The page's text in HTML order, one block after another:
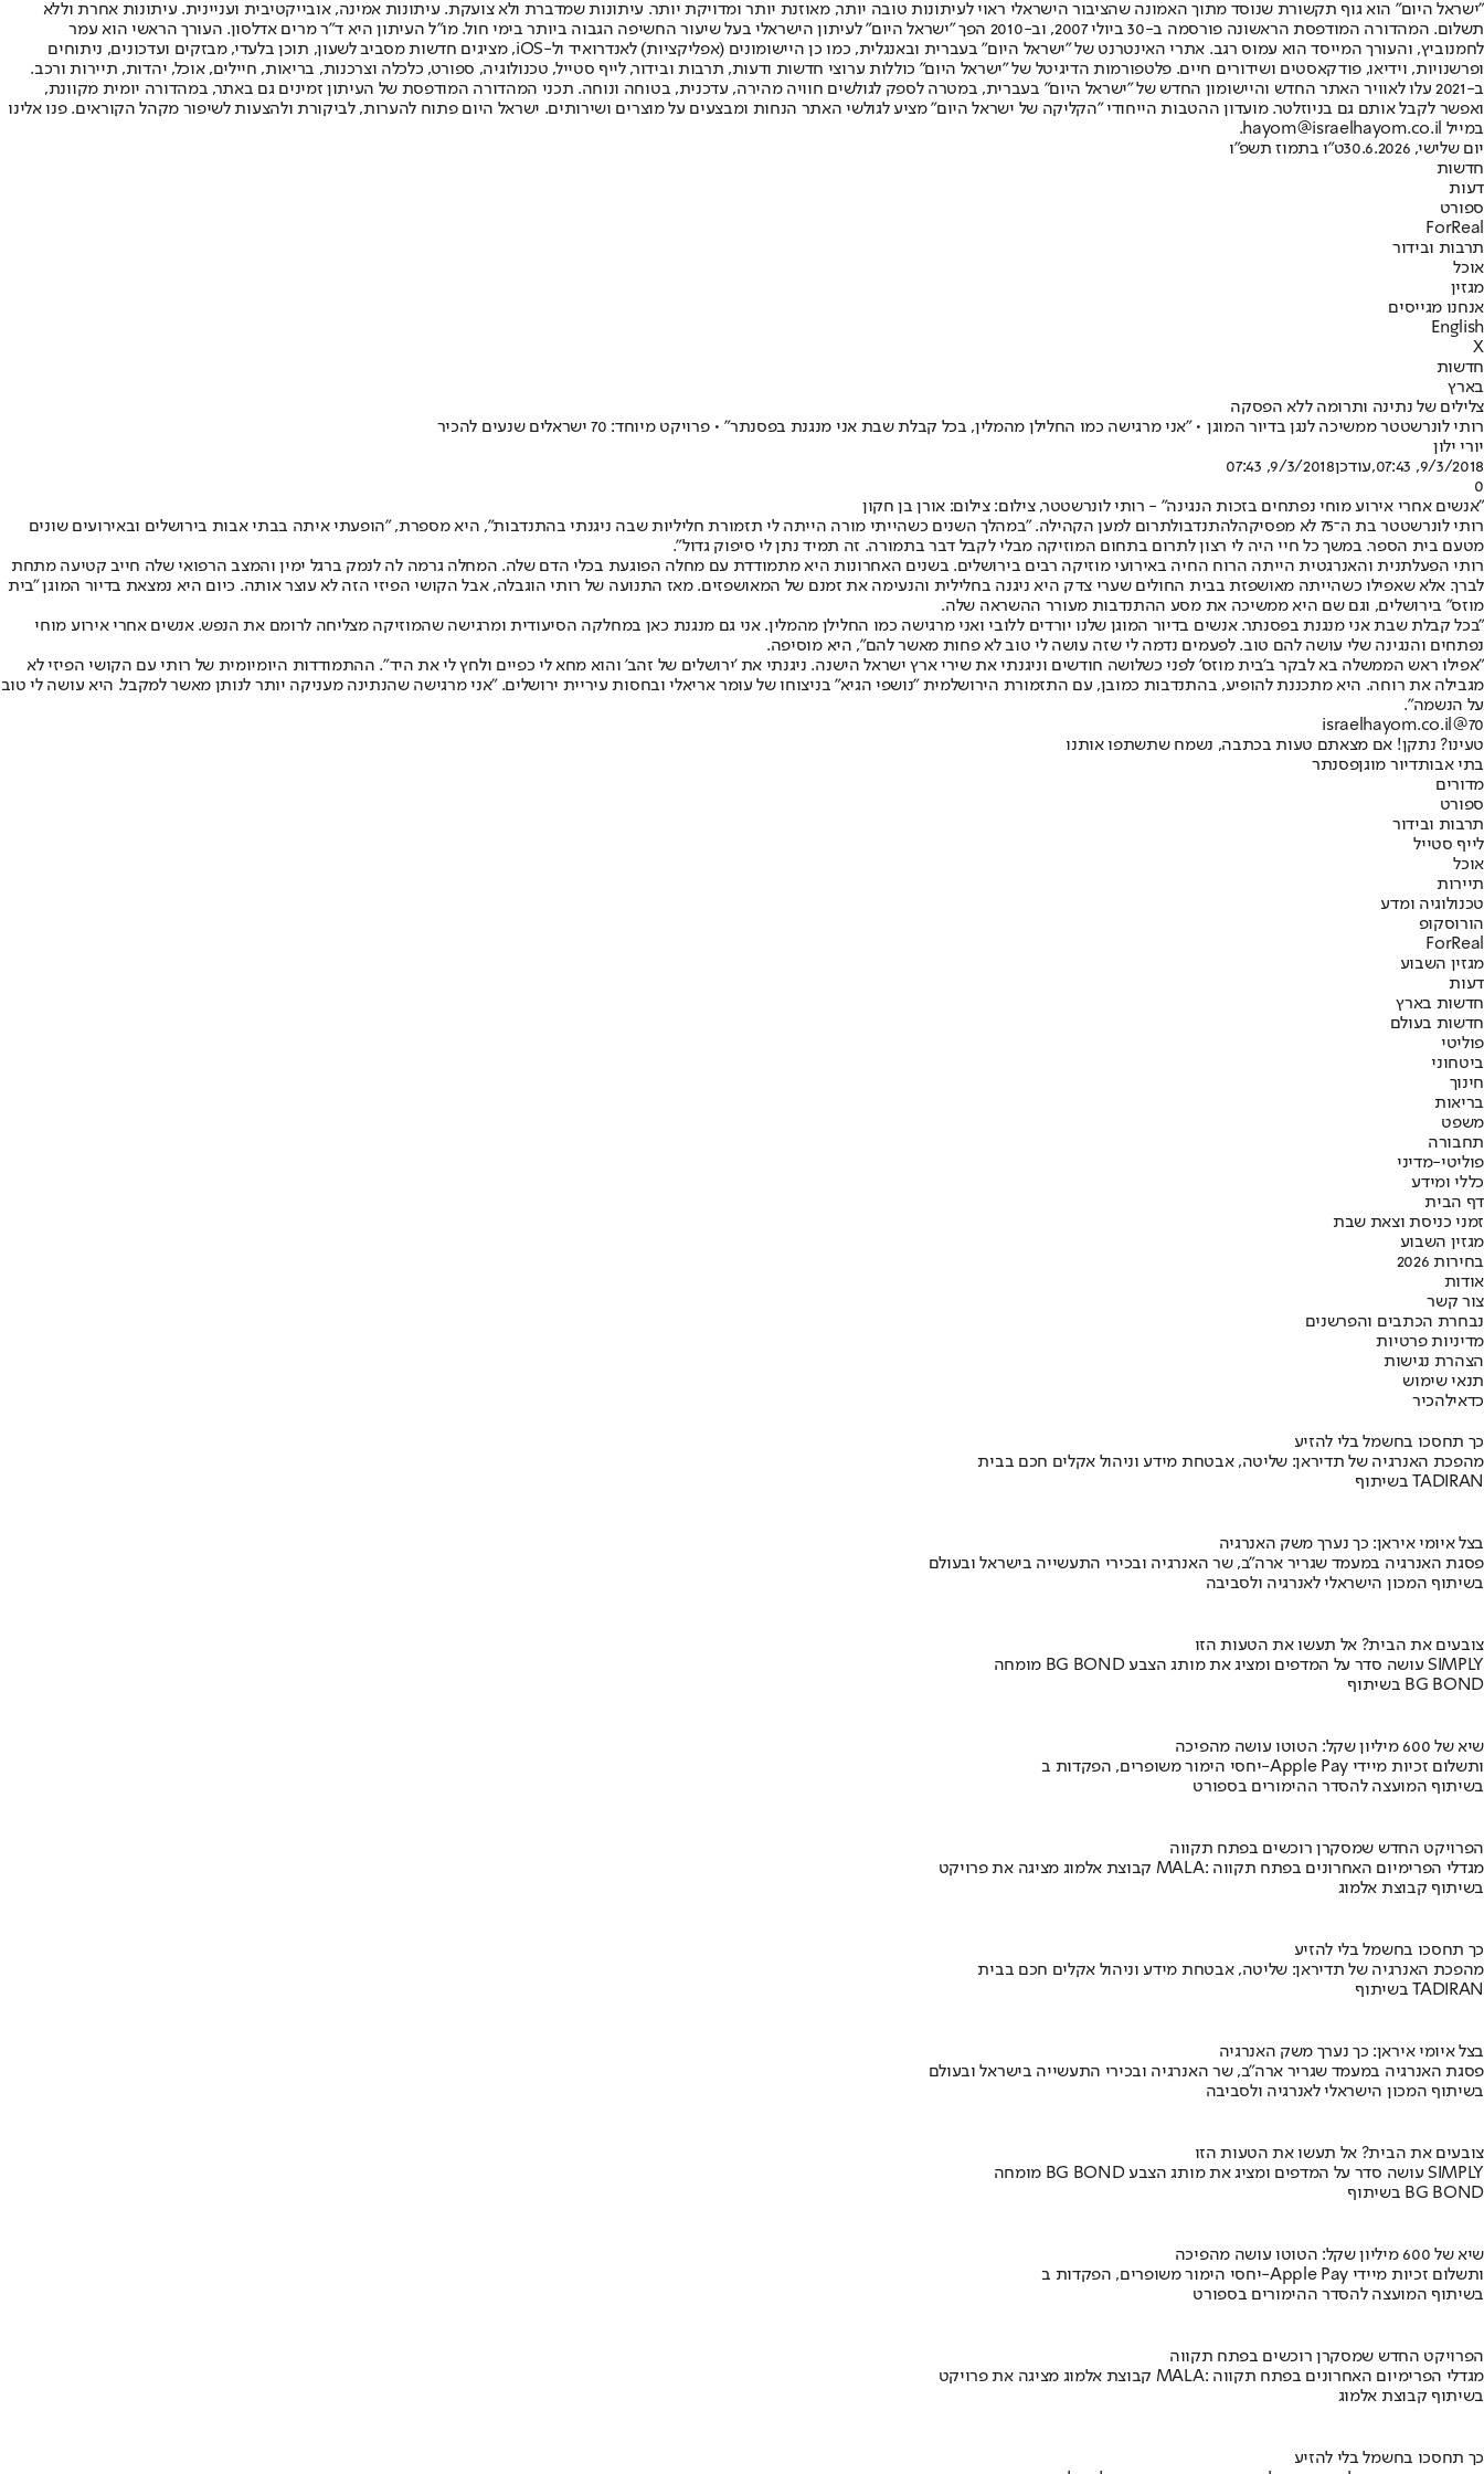
"ישראל היום" הוא גוף תקשורת שנוסד מתוך האמונה שהציבור הישראלי ראוי לעיתונות טובה יותר, מאוזנת יותר ומדויקת יותר. עיתונות שמדברת ולא צועקת. עיתונות אמינה, אובייקטיבית ועניינית. עיתונות אחרת וללא
תשלום. המהדורה המודפסת הראשונה פורסמה ב-30 ביולי 2007, וב-2010 הפך "ישראל היום" לעיתון הישראלי בעל שיעור החשיפה הגבוה ביותר בימי חול. מו"ל העיתון היא ד"ר מרים אדלסון. העורך הראשי הוא עמר
לחמנוביץ, והעורך המייסד הוא עמוס רגב. אתרי האינטרנט של "ישראל היום" בעברית ובאנגלית, כמו כן היישומונים (אפליקציות) לאנדרואיד ול-iOS, מציגים חדשות מסביב לשעון, תוכן בלעדי, מבזקים ועדכונים, ניתוחים
ופרשנויות, וידיאו, פודקאסטים ושידורים חיים. פלטפורמות הדיגיטל של "ישראל היום" כוללות ערוצי חדשות ודעות, תרבות ובידור, לייף סטייל, טכנולוגיה, ספורט, כלכלה וצרכנות, בריאות, חיילים, אוכל, יהדות, תיירות ורכב.
ב-2021 עלו לאוויר האתר החדש והיישומון החדש של "ישראל היום" בעברית, במטרה לספק לגולשים חוויה מהירה, עדכנית, בטוחה ונוחה. תכני המהדורה המודפסת של העיתון זמינים גם באתר, במהדורה יומית מקוונת,
ואפשר לקבל אותם גם בניוזלטר. מועדון ההטבות הייחודי "הקליקה של ישראל היום" מציע לגולשי האתר הנחות ומבצעים על מוצרים ושירותים. ישראל היום פתוח להערות, לביקורת ולהצעות לשיפור מקהל הקוראים. פנו אלינו
במייל hayom@israelhayom.co.il.
יום שלישי, 30.6.2026
ט"ו בתמוז תשפ"ו
חדשות
דעות
ספורט
ForReal
תרבות ובידור
אוכל
מגזין
אנחנו מגייסים
English
X
חדשות
בארץ
צלילים של נתינה ותרומה ללא הפסקה
רותי לונרשטטר ממשיכה לנגן בדיור המוגן • "אני מרגישה כמו החלילן מהמלין, בכל קבלת שבת אני מנגנת בפסנתר" • פרויקט מיוחד: 70 ישראלים שנעים להכיר
יורי ילון
9/3/2018, 07:43
,עודכן9/3/2018, 07:43
0
"אנשים אחרי אירוע מוחי נפתחים בזכות הנגינה" - רותי לונרשטטר, צילום: צילום: אורן בן חקון
רותי לונרשטטר בת ה־75 לא מפסיקה
להתנדבולתרום למען הקהילה. "במהלך השנים כשהייתי מורה הייתה לי תזמורת חליליות שבה ניגנתי בהתנדבות", היא מספרת, "הופעתי איתה בבתי אבות בירושלים ובאירועים שונים
מטעם בית הספר. במשך כל חיי היה לי רצון לתרום בתחום המוזיקה מבלי לקבל דבר בתמורה. זה תמיד נתן לי סיפוק גדול".
רותי הפעלתנית והאנרגטית הייתה הרוח החיה באירועי מוזיקה רבים בירושלים. בשנים האחרונות היא מתמודדת עם מחלה הפוגעת בכלי הדם שלה. המחלה גרמה לה לנמק ברגל ימין והמצב הרפואי שלה חייב קטיעה מתחת
לברך. אלא שאפילו כשהייתה מאושפזת בבית החולים שערי צדק היא ניגנה בחלילית והנעימה את זמנם של המאושפזים. מאז התנועה של רותי הוגבלה, אבל הקושי הפיזי הזה לא עוצר אותה. כיום היא נמצאת בדיור המוגן "בית
מוזס" בירושלים, וגם שם היא ממשיכה את מסע ההתנדבות מעורר ההשראה שלה.
"בכל קבלת שבת אני מנגנת בפסנתר. אנשים בדיור המוגן שלנו יורדים ללובי ואני מרגישה כמו החלילן מהמלין. אני גם מנגנת כאן במחלקה הסיעודית ומרגישה שהמוזיקה מצליחה לרומם את הנפש. אנשים אחרי אירוע מוחי
נפתחים והנגינה שלי עושה להם טוב. לפעמים נדמה לי שזה עושה לי טוב לא פחות מאשר להם", היא מוסיפה.
"אפילו ראש הממשלה בא לבקר ב'בית מוזס' לפני כשלושה חודשים וניגנתי את שירי ארץ ישראל הישנה. ניגנתי את 'ירושלים של זהב' והוא מחא לי כפיים ולחץ לי את היד". ההתמודדות היומיומית של רותי עם הקושי הפיזי לא
מגבילה את רוחה. היא מתכננת להופיע, בהתנדבות כמובן, עם התזמורת הירושלמית "נושפי הגיא" בניצוחו של עומר אריאלי ובחסות עיריית ירושלים. "אני מרגישה שהנתינה מעניקה יותר לנותן מאשר למקבל. היא עושה לי טוב
על הנשמה".
70@israelhayom.co.il
טעינו? נתקן! אם מצאתם טעות בכתבה, נשמח שתשתפו אותנו
בתי אבותדיור מוגןפסנתר
מדורים
ספורט
תרבות ובידור
לייף סטייל
אוכל
תיירות
טכנולוגיה ומדע
הורוסקופ
ForReal
מגזין השבוע
דעות
חדשות בארץ
חדשות בעולם
פוליטי
ביטחוני
חינוך
בריאות
משפט
תחבורה
פוליטי-מדיני
כללי ומידע
דף הבית
זמני כניסת וצאת שבת
מגזין השבוע
בחירות 2026
אודות
צור קשר
נבחרת הכתבים והפרשנים
מדיניות פרטיות
הצהרת נגישות
תנאי שימוש
כדאילהכיר
כך תחסכו בחשמל בלי להזיע
מהפכת האנרגיה של תדיראן: שליטה, אבטחת מידע וניהול אקלים חכם בבית
בשיתוף TADIRAN
בצל איומי איראן: כך נערך משק האנרגיה
פסגת האנרגיה במעמד שגריר ארה"ב, שר האנרגיה ובכירי התעשייה בישראל ובעולם
בשיתוף המכון הישראלי לאנרגיה ולסביבה
צובעים את הבית? אל תעשו את הטעות הזו
מומחה BG BOND עושה סדר על המדפים ומציג את מותג הצבע SIMPLY
בשיתוף BG BOND
שיא של 600 מיליון שקל: הטוטו עושה מהפיכה
יחסי הימור משופרים, הפקדות ב-Apple Pay ותשלום זכיות מיידי
בשיתוף המועצה להסדר ההימורים בספורט
הפרויקט החדש שמסקרן רוכשים בפתח תקווה
קבוצת אלמוג מציגה את פרויקט MALA: מגדלי הפרימיום האחרונים בפתח תקווה
בשיתוף קבוצת אלמוג
כך תחסכו בחשמל בלי להזיע
מהפכת האנרגיה של תדיראן: שליטה, אבטחת מידע וניהול אקלים חכם בבית
בשיתוף TADIRAN
בצל איומי איראן: כך נערך משק האנרגיה
פסגת האנרגיה במעמד שגריר ארה"ב, שר האנרגיה ובכירי התעשייה בישראל ובעולם
בשיתוף המכון הישראלי לאנרגיה ולסביבה
צובעים את הבית? אל תעשו את הטעות הזו
מומחה BG BOND עושה סדר על המדפים ומציג את מותג הצבע SIMPLY
בשיתוף BG BOND
שיא של 600 מיליון שקל: הטוטו עושה מהפיכה
יחסי הימור משופרים, הפקדות ב-Apple Pay ותשלום זכיות מיידי
בשיתוף המועצה להסדר ההימורים בספורט
הפרויקט החדש שמסקרן רוכשים בפתח תקווה
קבוצת אלמוג מציגה את פרויקט MALA: מגדלי הפרימיום האחרונים בפתח תקווה
בשיתוף קבוצת אלמוג
כך תחסכו בחשמל בלי להזיע